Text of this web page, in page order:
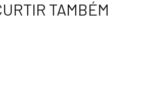
TAMBÉM